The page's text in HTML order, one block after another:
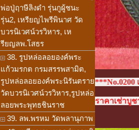
พ่อปู่ฤาษีลิงดำ รุ่นกูผู้ชนะ
รุ่น2, เหรียญไพรีพินาศ วัด
บวรนิเวศน์วรวิหาร, เห
รียญลพ.โสธร
38. รูปหล่อลอยองค์พระ
แก้วมรกต กรมสรรพสามิต,
รูปหล่อลอยองค์พระนิรันตราย
วัดบวรนิเวศน์วรวิหาร,รูปหล่อ
ลอยพระพุทธชินราช
39. ลพ.พรหม วัดพลานุภาพ
ราคาเช่าบู